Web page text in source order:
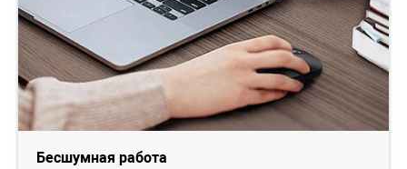
Бесшумная работа